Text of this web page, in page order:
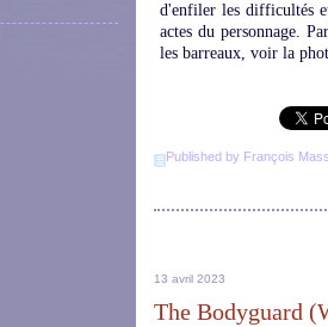
d'enfiler les difficultés et
actes du personnage.
les barreaux, voir la
Published by François
13 avril 2023
The Bodyguard